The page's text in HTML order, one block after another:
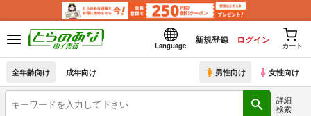
Language
新規登録 ログイン
カート
全年齢向け 成年向け 男性向け 女性向け
詳細
検索